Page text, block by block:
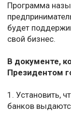
Программа
будет
свой бизнес.
В документе,
Президентом
1. Установить,
банков